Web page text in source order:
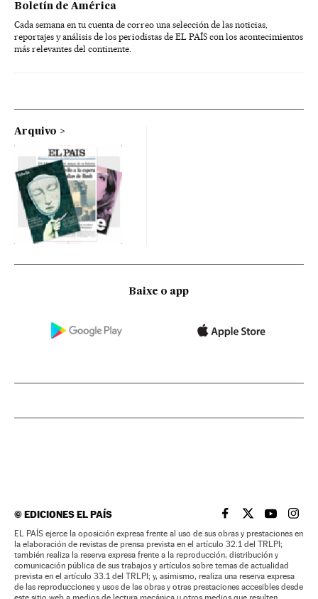
Boletín de América
Cada semana en tu cuenta de correo una selección de las noticias,
reportajes y análisis de los periodistas de EL PAÍS con los acontecimientos
más relevantes del continente.
Arquivo
Baixe o app
©EDICIONES EL PAÍS EL PAÍS BRASIL EN
EL PAÍSEL PAÍS
EL
EL PAÍS ejerce la oposición expresa frente al uso de sus obras y prestaciones en
la elaboración de revistas de prensa prevista en el artículo 32.1 del TRLPI;
también realiza la reserva expresa frente a la reproducción, distribución y
comunicación pública de sus trabajos y artículos sobre temas de actualidad
prevista en el artículo 33.1 del TRLPI; y, asimismo, realiza una reserva expresa
de las reproducciones y usos de las obras y otras prestaciones accesibles desde